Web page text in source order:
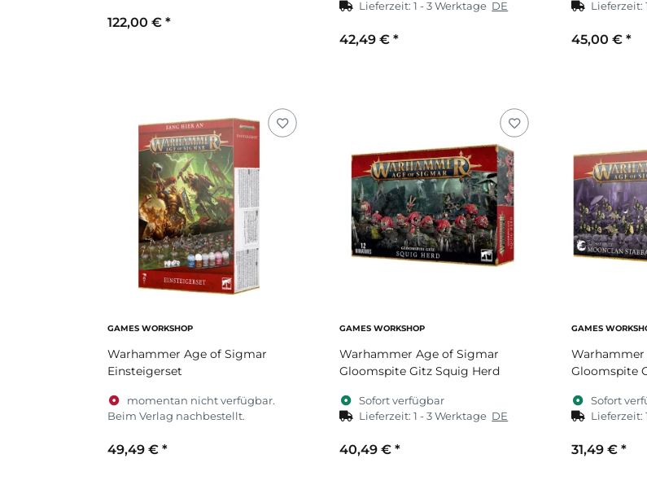
122,00 € *
Lieferzeit:1 - 3 Werktage DE
42,49 € *
Lieferzeit:
45,00 € *
GAMES WORKSHOP
Warhammer Age of Sigmar
Einsteigerset
momentan nicht verfügbar.
Beim Verlag nachbestellt.
49,49 € *
GAMES WORKSHOP
Warhammer Age of Sigmar
Gloomspite Gitz Squig Herd
Sofort verfügbar
Lieferzeit:1 - 3 Werktage DE
40,49 € *
GAMES
Gloomspite
Sofort
Lieferzeit:
31,49 € *